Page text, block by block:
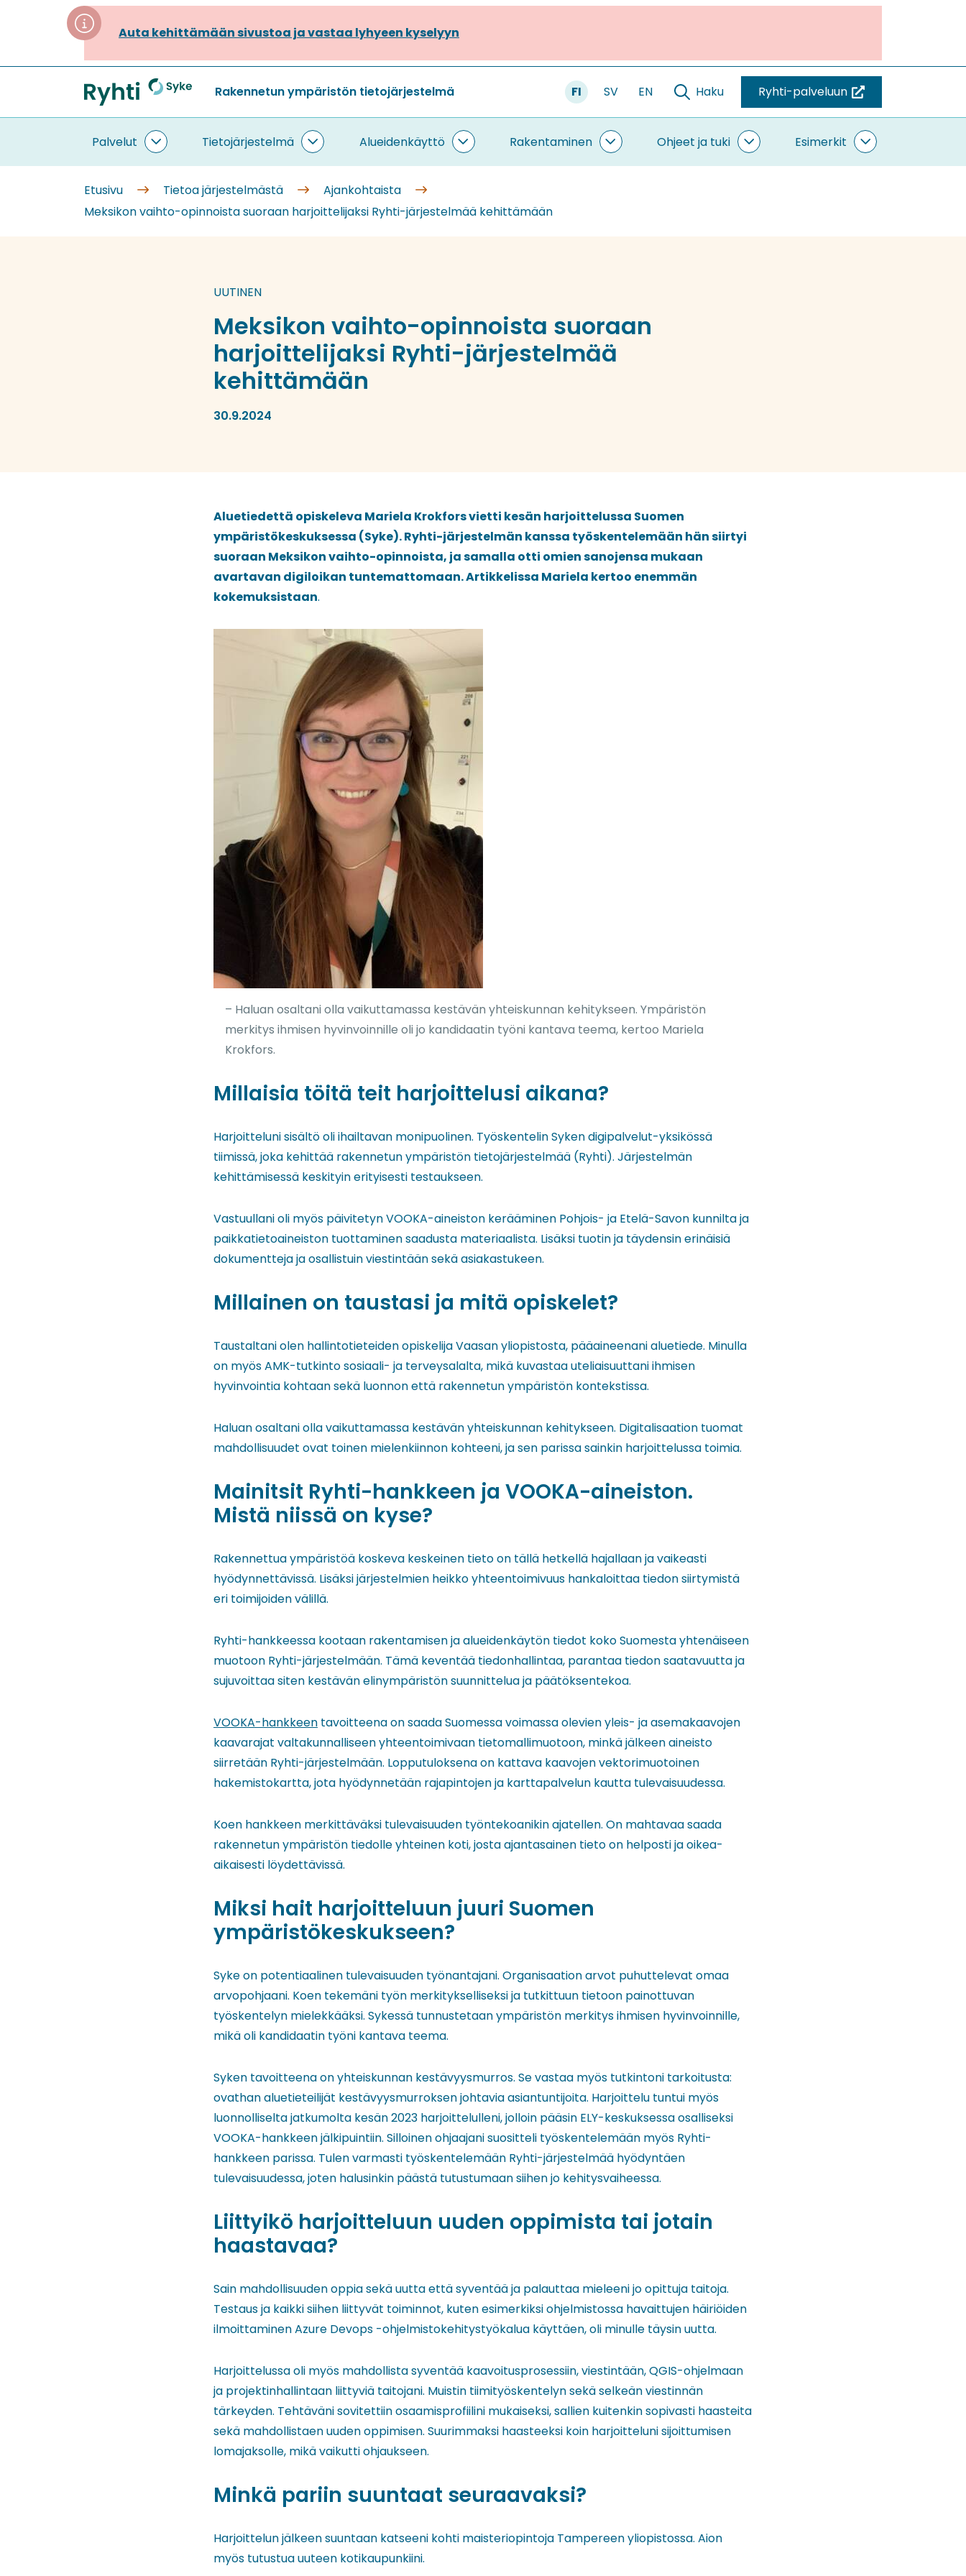
Siirry
sisältöönAuta kehittämään sivustoa ja vastaa lyhyeen kyselyyn
Etusivu
Rakennetun ympäristön tietojärjestelmä FI SV EN Haku Ryhti-palveluun
(siirryt
toiseen
palveluun)
Palvelut
Palvelut
alasivut
Tietojärjestelmä
Tietojärjestelmä
alasivut
Alueidenkäyttö
Alueidenkäyttö
alasivut
Rakentaminen
Rakentaminen
alasivut
Ohjeet ja tuki
Ohjeet
ja
Esimerkit
Esimerkit
alasivut
Etusivu
Tietoa järjestelmästä
Ajankohtaista
Meksikon vaihto-opinnoista suoraan harjoittelijaksi Ryhti-järjestelmää kehittämään
UUTINEN
Meksikon vaihto-opinnoista suoraan
harjoittelijaksi Ryhti-järjestelmää
kehittämään
30.9.2024
Aluetiedettä opiskeleva Mariela Krokfors vietti kesän harjoittelussa Suomen
ympäristökeskuksessa (Syke). Ryhti-järjestelmän kanssa työskentelemään hän siirtyi
suoraan Meksikon vaihto-opinnoista, ja samalla otti omien sanojensa mukaan
avartavan digiloikan tuntemattomaan. Artikkelissa Mariela kertoo enemmän
kokemuksistaan.
– Haluan osaltani olla vaikuttamassa kestävän yhteiskunnan kehitykseen. Ympäristön
merkitys ihmisen hyvinvoinnille oli jo kandidaatin työni kantava teema, kertoo Mariela
Krokfors.
Millaisia töitä teit harjoittelusi aikana?
Harjoitteluni sisältö oli ihailtavan monipuolinen. Työskentelin Syken digipalvelut-yksikössä
tiimissä, joka kehittää rakennetun ympäristön tietojärjestelmää (Ryhti). Järjestelmän
kehittämisessä keskityin erityisesti testaukseen.
Vastuullani oli myös päivitetyn VOOKA-aineiston kerääminen Pohjois- ja Etelä-Savon kunnilta ja
paikkatietoaineiston tuottaminen saadusta materiaalista. Lisäksi tuotin ja täydensin erinäisiä
dokumentteja ja osallistuin viestintään sekä asiakastukeen.
Millainen on taustasi ja mitä opiskelet?
Taustaltani olen hallintotieteiden opiskelija Vaasan yliopistosta, pääaineenani aluetiede. Minulla
on myös AMK-tutkinto sosiaali- ja terveysalalta, mikä kuvastaa uteliaisuuttani ihmisen
hyvinvointia kohtaan sekä luonnon että rakennetun ympäristön kontekstissa.
Haluan osaltani olla vaikuttamassa kestävän yhteiskunnan kehitykseen. Digitalisaation tuomat
mahdollisuudet ovat toinen mielenkiinnon kohteeni, ja sen parissa sainkin harjoittelussa toimia.
Mainitsit Ryhti-hankkeen ja VOOKA-aineiston.
Mistä niissä on kyse?
Rakennettua ympäristöä koskeva keskeinen tieto on tällä hetkellä hajallaan ja vaikeasti
hyödynnettävissä. Lisäksi järjestelmien heikko yhteentoimivuus hankaloittaa tiedon siirtymistä
eri toimijoiden välillä.
Ryhti-hankkeessa kootaan rakentamisen ja alueidenkäytön tiedot koko Suomesta yhtenäiseen
muotoon Ryhti-järjestelmään. Tämä keventää tiedonhallintaa, parantaa tiedon saatavuutta ja
sujuvoittaa siten kestävän elinympäristön suunnittelua ja päätöksentekoa.
VOOKA-hankkeen tavoitteena on saada Suomessa voimassa olevien yleis- ja asemakaavojen
kaavarajat valtakunnalliseen yhteentoimivaan tietomallimuotoon, minkä jälkeen aineisto
siirretään Ryhti-järjestelmään. Lopputuloksena on kattava kaavojen vektorimuotoinen
hakemistokartta, jota hyödynnetään rajapintojen ja karttapalvelun kautta tulevaisuudessa.
Koen hankkeen merkittäväksi tulevaisuuden työntekoanikin ajatellen. On mahtavaa saada
rakennetun ympäristön tiedolle yhteinen koti, josta ajantasainen tieto on helposti ja oikea-
aikaisesti löydettävissä.
Miksi hait harjoitteluun juuri Suomen
ympäristökeskukseen?
Syke on potentiaalinen tulevaisuuden työnantajani. Organisaation arvot puhuttelevat omaa
arvopohjaani. Koen tekemäni työn merkitykselliseksi ja tutkittuun tietoon painottuvan
työskentelyn mielekkääksi. Sykessä tunnustetaan ympäristön merkitys ihmisen hyvinvoinnille,
mikä oli kandidaatin työni kantava teema.
Syken tavoitteena on yhteiskunnan kestävyysmurros. Se vastaa myös tutkintoni tarkoitusta:
ovathan aluetieteilijät kestävyysmurroksen johtavia asiantuntijoita. Harjoittelu tuntui myös
luonnolliselta jatkumolta kesän 2023 harjoittelulleni, jolloin pääsin ELY-keskuksessa osalliseksi
VOOKA-hankkeen jälkipuintiin. Silloinen ohjaajani suositteli työskentelemään myös Ryhti-
hankkeen parissa. Tulen varmasti työskentelemään Ryhti-järjestelmää hyödyntäen
tulevaisuudessa, joten halusinkin päästä tutustumaan siihen jo kehitysvaiheessa.
Liittyikö harjoitteluun uuden oppimista tai jotain
haastavaa?
Sain mahdollisuuden oppia sekä uutta että syventää ja palauttaa mieleeni jo opittuja taitoja.
Testaus ja kaikki siihen liittyvät toiminnot, kuten esimerkiksi ohjelmistossa havaittujen häiriöiden
ilmoittaminen Azure Devops -ohjelmistokehitystyökalua käyttäen, oli minulle täysin uutta.
Harjoittelussa oli myös mahdollista syventää kaavoitusprosessiin, viestintään, QGIS-ohjelmaan
ja projektinhallintaan liittyviä taitojani. Muistin tiimityöskentelyn sekä selkeän viestinnän
tärkeyden. Tehtäväni sovitettiin osaamisprofiilini mukaiseksi, sallien kuitenkin sopivasti haasteita
sekä mahdollistaen uuden oppimisen. Suurimmaksi haasteeksi koin harjoitteluni sijoittumisen
lomajaksolle, mikä vaikutti ohjaukseen.
Minkä pariin suuntaat seuraavaksi?
Harjoittelun jälkeen suuntaan katseeni kohti maisteriopintoja Tampereen yliopistossa. Aion
myös tutustua uuteen kotikaupunkiini.